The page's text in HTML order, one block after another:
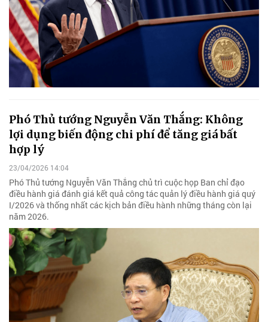
Phó Thủ tướng Nguyễn Văn Thắng: Không
lợi dụng biến động chi phí để tăng giá bất
hợp lý
23/04/2026 14:04
Phó Thủ tướng Nguyễn Văn Thắng chủ trì cuộc họp Ban chỉ đạo
điều hành giá đánh giá kết quả công tác quản lý điều hành giá quý
I/2026 và thống nhất các kịch bản điều hành những tháng còn lại
năm 2026.